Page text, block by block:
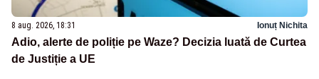
8 aug. 2026, 18:31 Ionuț Nichita
Adio, alerte de poliție pe Waze? Decizia luată de Curtea
de Justiție a UE